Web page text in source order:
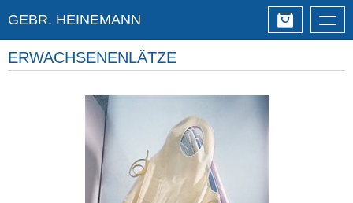
GEBR. HEINEMANN
ERWACHSENENLÄTZE